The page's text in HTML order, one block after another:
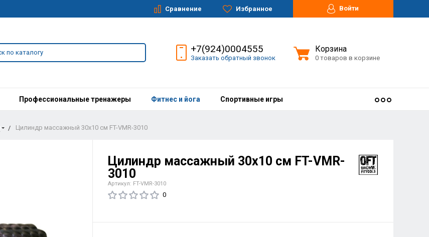
Сравнение Избранное Войти
+7(924)0004555
Заказать обратный звонок
Корзина
0 товаров в корзине
Профессиональные тренажеры Фитнес и йога Спортивные игры
Цилиндр массажный 30х10 см FT-VMR-3010
Цилиндр массажный 30х10 см FT-VMR-
3010
Артикул: FT-VMR-3010
0